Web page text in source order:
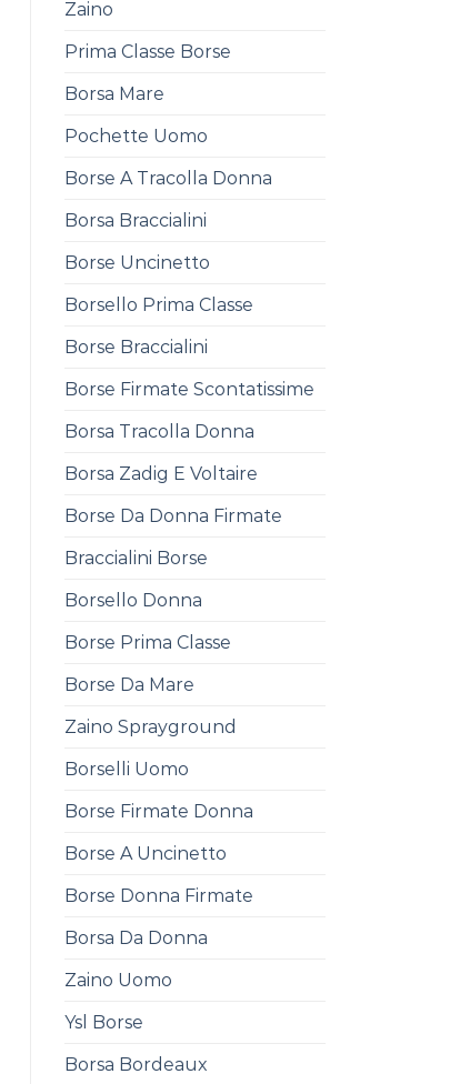
Zaino
Prima Classe Borse
Borsa Mare
Pochette Uomo
Borse A Tracolla Donna
Borsa Braccialini
Borse Uncinetto
Borsello Prima Classe
Borse Braccialini
Borse Firmate Scontatissime
Borsa Tracolla Donna
Borsa Zadig E Voltaire
Borse Da Donna Firmate
Braccialini Borse
Borsello Donna
Borse Prima Classe
Borse Da Mare
Zaino Sprayground
Borselli Uomo
Borse Firmate Donna
Borse A Uncinetto
Borse Donna Firmate
Borsa Da Donna
Zaino Uomo
Ysl Borse
Borsa Bordeaux